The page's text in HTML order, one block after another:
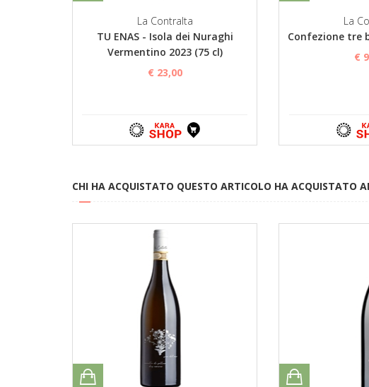
La Contralta
TU ENAS - Isola dei Nuraghi
Vermentino 2023 (75 cl)
€ 23,00
La
Confezione tre
€
CHI HA ACQUISTATO QUESTO ARTICOLO HA ACQUISTATO